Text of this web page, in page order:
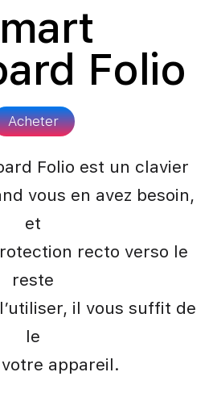
Folio
Acheter
Folio est un clavier
vous en avez besoin,
et
recto verso le
reste
il vous suffit de
le
appareil.